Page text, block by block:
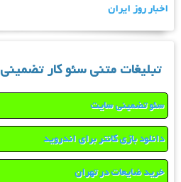
اخبار روز ایران
تبلیغات متنی سئو کار تضمینی
سئو تضمینی سایت
دانلود بازی کانتر برای اندروید
خرید ضایعات در تهران